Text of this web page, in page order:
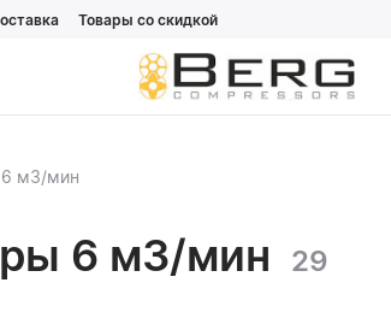
Товары со скидкой
6 м3/мин
6 м3/мин 29